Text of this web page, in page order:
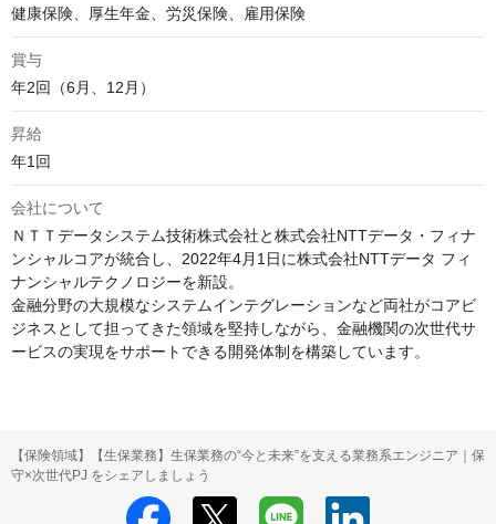
健康保険、厚生年金、労災保険、雇用保険
賞与
年2回（6月、12月）
昇給
年1回
会社について
ＮＴＴデータシステム技術株式会社と株式会社NTTデータ・フィナ
ンシャルコアが統合し、2022年4月1日に株式会社NTTデータ フィ
ナンシャルテクノロジーを新設。
金融分野の大規模なシステムインテグレーションなど両社がコアビ
ジネスとして担ってきた領域を堅持しながら、金融機関の次世代サ
ービスの実現をサポートできる開発体制を構築しています。
【保険領域】【生保業務】生保業務の“今と未来”を支える業務系エンジニア｜保
守×次世代PJ をシェアしましょう